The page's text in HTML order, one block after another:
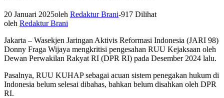
20 Januari 2025oleh Redaktur Brani-917 Dilihat
oleh Redaktur Brani
Jakarta – Wasekjen Jaringan Aktivis Reformasi Indonesia (JARI 98)
Donny Fraga Wijaya mengkritisi pengesahan RUU Kejaksaan oleh
Dewan Perwakilan Rakyat RI (DPR RI) pada Desember 2024 lalu.
Pasalnya, RUU KUHAP sebagai acuan sistem penegakan hukum di
Indonesia belum selesai dibahas, bahkan belum disahkan oleh DPR
RI.